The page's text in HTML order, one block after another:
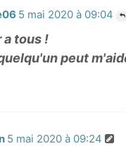
5 mai 2020 à 09:04
a tous !
peut
5 mai 2020 à 09:24